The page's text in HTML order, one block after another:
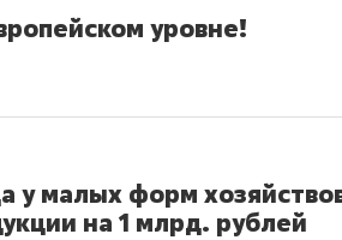
уровне!
у малых форм
на 1 млрд. рублей